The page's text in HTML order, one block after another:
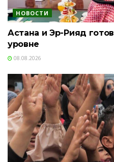
НОВОСТИ
Астана и Эр-Рияд
уровне
08.08.2026